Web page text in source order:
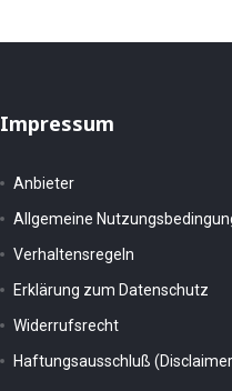
Impressum
Anbieter
Allgemeine
Verhaltensregeln
Erklärung zum Datenschutz
Widerrufsrecht
Haftungsausschluß